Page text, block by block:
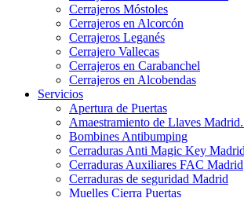
Cerrajeros Móstoles
Cerrajeros en Alcorcón
Cerrajeros Leganés
Cerrajero Vallecas
Cerrajeros en Carabanchel
Cerrajeros en Alcobendas
Servicios
Apertura de Puertas
Amaestramiento de Llaves
Bombines Antibumping
Cerraduras Anti Magic Key Madrid
Cerraduras Auxiliares FAC Madrid
Cerraduras de seguridad Madrid
Muelles Cierra Puertas